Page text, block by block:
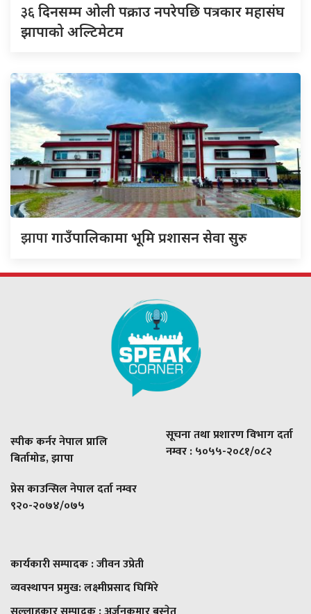
३६दिनसम्म ओली पक्राउ नपरेपछि पत्रकार महासंघ
झापाको अल्टिमेटम
झापागाउँपालिकामा भूमि प्रशासन सेवा सुरु
स्पीक कर्नर नेपाल प्रालि
बिर्तामोड, झापा
प्रेस काउन्सिल नेपाल दर्ता नम्वर
९२०-२०७४/०७५
सूचना तथा प्रशारण विभाग दर्ता
नम्वर : ५०५५-२०८१/०८२
कार्यकारी सम्पादक : जीवन उप्रेती
व्यवस्थापन प्रमुख:लक्ष्मीप्रसाद घिमिरे